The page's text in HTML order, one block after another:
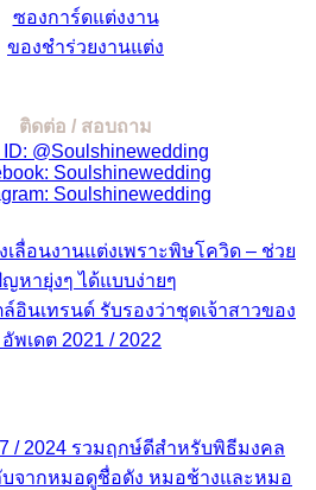
ซองการ์ดแต่งงาน
ของชำร่วยงานแต่ง
ติดต่อ / สอบถาม
ID: @Soulshinewedding
Soulshinewedding
Soulshinewedding
เลื่อนงานแต่งเพราะพิษโควิด – ช่วย
ญหายุ่งๆ ได้แบบง่ายๆ
อินเทรนด์ รับรองว่าชุดเจ้าสาวของ
เดต 2021 / 2022
/ 2024 รวมฤกษ์ดีสำหรับพิธีมงคล
จากหมอดูชื่อดัง หมอช้างและหมอ